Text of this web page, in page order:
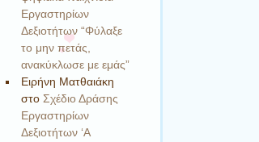
Εργαστηρίων
Δεξιοτήτων “Φύλαξε
το μην πετάς,
ανακύκλωσε με εμάς”
Ειρήνη Ματθαιάκη
στοΣχέδιο Δράσης
Εργαστηρίων
Δεξιοτήτων ‘Α